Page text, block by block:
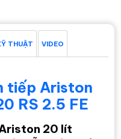
THUẬT VIDEO
tiếp Ariston
RS 2.5 FE
20 lít